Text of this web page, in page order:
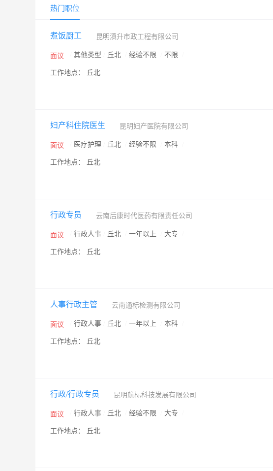
热门职位
煮饭厨工 昆明滇升市政工程有限公司
面议 其他类型 丘北 经验不限 不限
工作地点： 丘北
妇产科住院医生 昆明妇产医院有限公司
面议 医疗护理 丘北 经验不限 本科
工作地点： 丘北
行政专员 云南后康时代医药有限责任公司
面议 行政人事 丘北 一年以上 大专
工作地点： 丘北
人事行政主管 云南通标检测有限公司
面议 行政人事 丘北 一年以上 本科
工作地点： 丘北
行政/行政专员 昆明航标科技发展有限公司
面议 行政人事 丘北 经验不限 大专
工作地点： 丘北